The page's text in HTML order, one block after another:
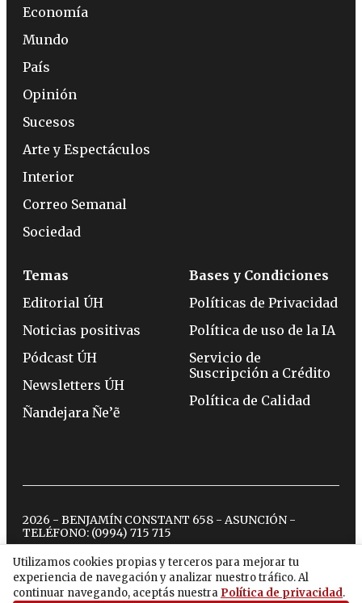
Utilizamos cookies propias y terceros para mejorar tu
experiencia de navegación y analizar nuestro tráfico. Al
continuar navegando, aceptás nuestra Política de privacidad.
Economía
Mundo
País
Opinión
Sucesos
Arte y Espectáculos
Interior
Correo Semanal
Sociedad
Temas
Editorial ÚH
Noticias positivas
Pódcast ÚH
Newsletters ÚH
Ñandejara Ñe’ẽ
Bases y Condiciones
Políticas de Privacidad
Política de uso de la IA
Servicio de
Suscripción a Crédito
Política de Calidad
2026 - BENJAMÍN CONSTANT 658 - ASUNCIÓN -
TELÉFONO: (0994) 715 715
twitterinstagram
facebook
tiktokyoutubespotify